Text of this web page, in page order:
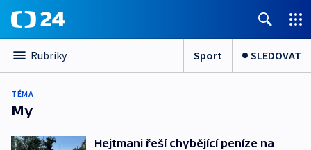
Rubriky Sport SLEDOVAT
TÉMA
My
Hejtmani řeší chybějící peníze na